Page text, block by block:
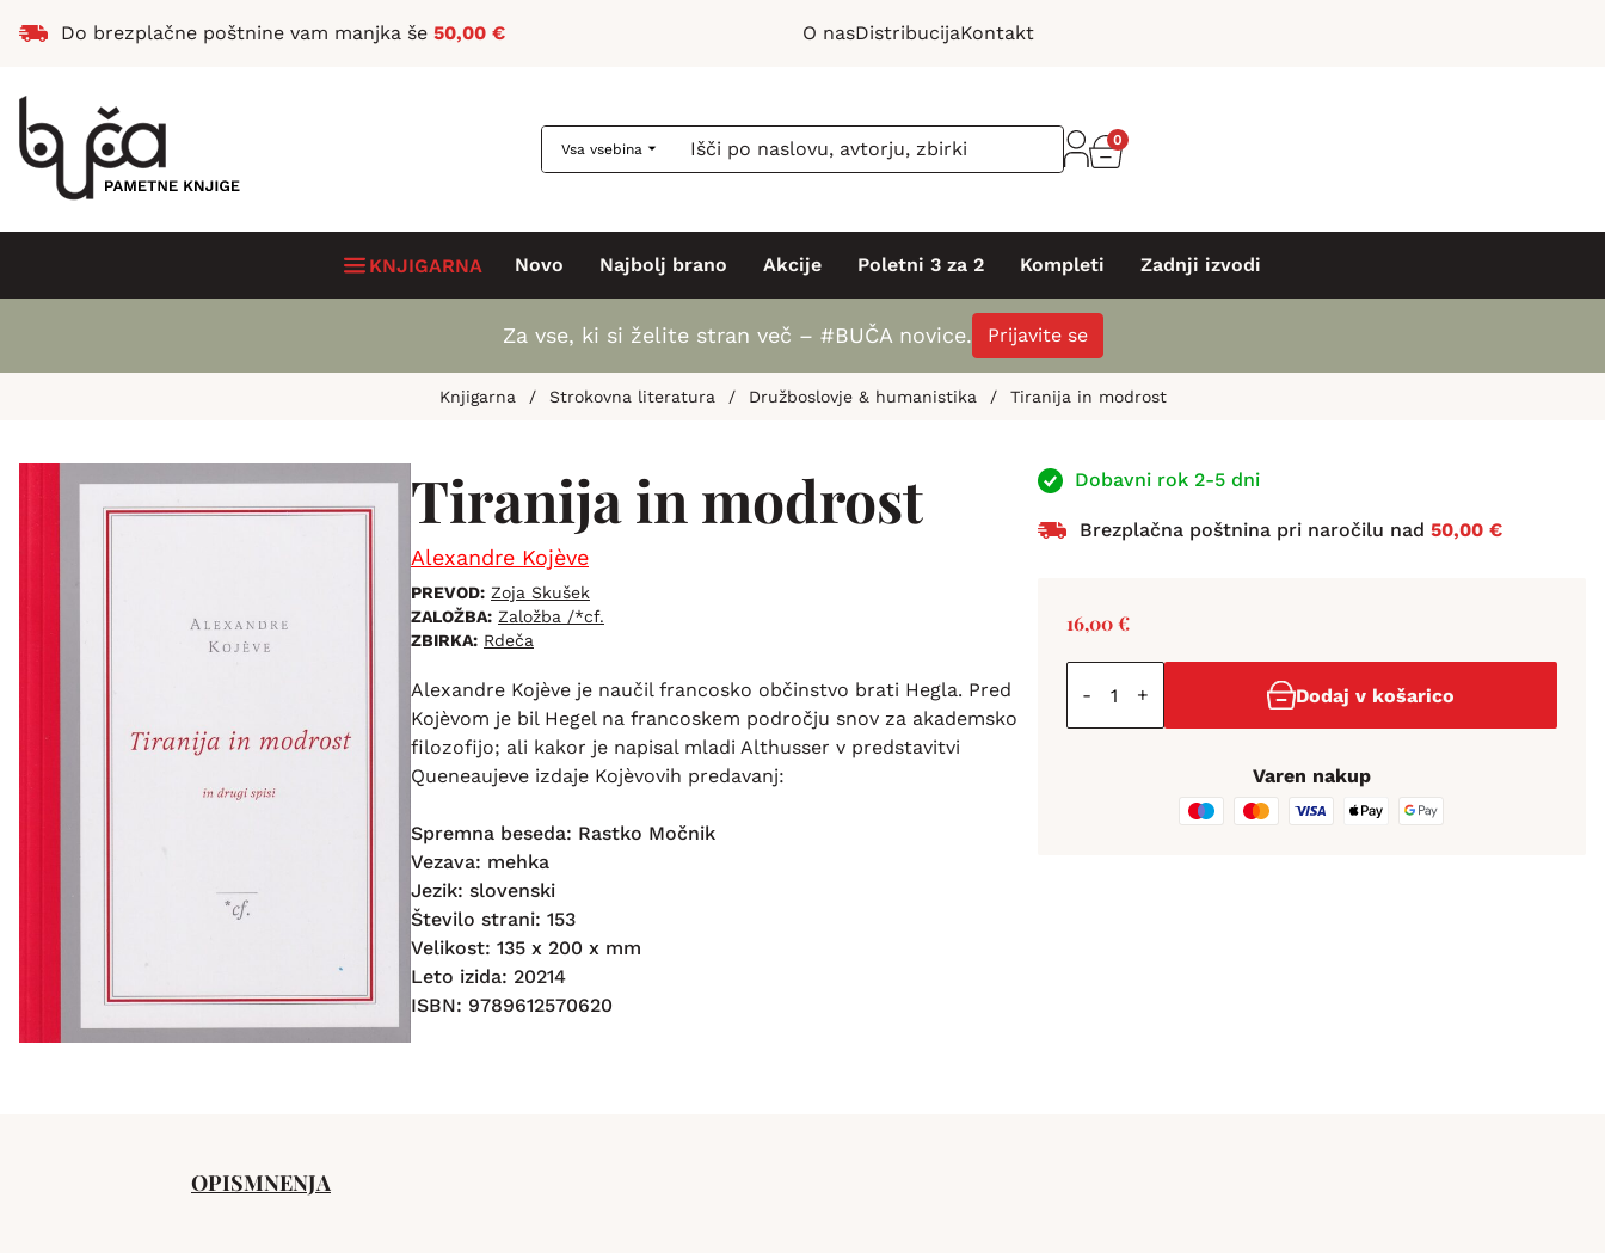
Do brezplačne poštnine vam manjka še 50,00 € O nasDistribucijaKontakt
Vsa vsebina
0
KNJIGARNA Novo Najbolj brano Akcije Poletni 3 za 2 Kompleti Zadnji izvodi
Za vse, ki si želite stran več – #BUČA novice. Prijavite se
Knjigarna / Strokovna literatura / Družboslovje & humanistika / Tiranija in modrost
Tiranija in modrost
Alexandre Kojève
PREVOD: Zoja Skušek
ZALOŽBA: Založba /*cf.
ZBIRKA: Rdeča
Alexandre Kojève je naučil francosko občinstvo brati Hegla. Pred
Kojèvom je bil Hegel na francoskem področju snov za akademsko
filozofijo; ali kakor je napisal mladi Althusser v predstavitvi
Queneaujeve izdaje Kojèvovih predavanj:
Spremna beseda: Rastko Močnik
Vezava: mehka
Jezik: slovenski
Število strani: 153
Velikost: 135 x 200 x mm
Leto izida: 20214
ISBN: 9789612570620
Dobavni rok 2-5 dni
Brezplačna poštnina pri naročilu nad 50,00 €
16,00€
- + Dodaj v košarico
Varen nakup
OPISMNENJA